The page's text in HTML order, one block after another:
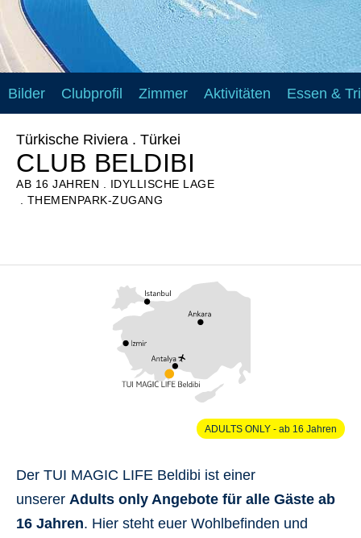
Bilder Clubprofil Zimmer Aktivitäten Essen &
Türkische Riviera . Türkei
CLUB BELDIBI
AB 16 JAHREN
IDYLLISCHE LAGE
THEMENPARK-ZUGANG
ADULTS ONLY - ab 16 Jahren
Der TUI MAGIC LIFE Beldibi ist einer
unserer Adults only Angebote für alle Gäste ab
16 Jahren. Hier steht euer Wohlbefinden und